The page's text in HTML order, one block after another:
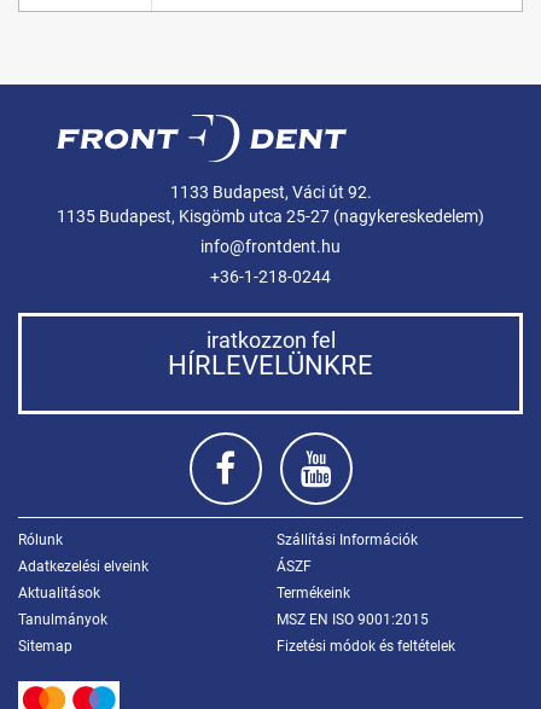
1133 Budapest, Váci út 92.
1135 Budapest, Kisgömb utca 25-27 (nagykereskedelem)
info@frontdent.hu
+36-1-218-0244
iratkozzon fel
HÍRLEVELÜNKRE
Rólunk
Szállítási Információk
Adatkezelési elveink
ÁSZF
Aktualitások
Termékeink
Tanulmányok
MSZ EN ISO 9001:2015
Sitemap
Fizetési módok és feltételek